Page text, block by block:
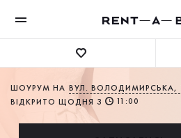
ШОУРУМ НА ВУЛ. ВОЛОДИМИРСЬКА,
ВІДКРИТО ЩОДНЯ З
11:00